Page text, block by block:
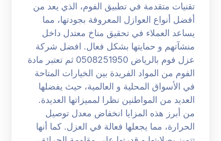
تقنيات متقدمة في تطبيق الفوم، الذي يعد من
أفضل أنواع العوازل المعروفة بجودتها، مما
يساعد العملاء في تحقيق مناخ معتدل داخل
منشآتهم و حمايتها بشكل فعال. افضل شركة
عزل فوم بالرياض 0508251950 ثم تعتبر مادة
الفوم من المواد الفريدة بين الخيارات المتاحة
في الأسواق المحلية و العالمية، حيث يفضلها
العديد من المواطنين نظرا لمميزاتها العديدة.
من أبرز هذه المزايا انخفاض معدل توصيل
الحرارة، مما يجعلها فعالة في العزل. كما أنها